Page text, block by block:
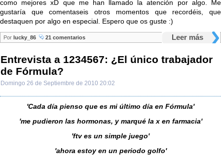
como mejores xD que me han llamado la atención por algo. Me
gustaría que comentaseis otros momentos que recordéis, que
destaquen por algo en especial. Espero que os guste :)
Leer más
Por lucky_86 21 comentarios
Entrevista a 1234567: ¿El único trabajador
de Fórmula?
Domingo 26 de Septiembre de 2010 20:02
'Cada día pienso que es mi último día en Fórmula'
'me pudieron las hormonas, y marqué la x en farmacia'
'ftv es un simple juego'
'ahora estoy en un periodo golfo'